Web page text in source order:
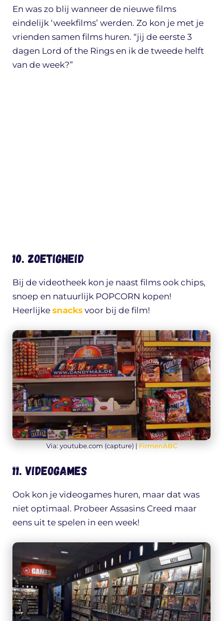
En was zo blij wanneer de nieuwe films
eindelijk ‘weekfilms’ werden. Zo kon je met je
vrienden samen films huren. “jij de eerste 3
dagen Lord of the Rings en ik de tweede helft
van de week?”
10. Zoetigheid
Bij de videotheek kon je naast films ook chips,
snoep en natuurlijk POPCORN kopen!
Heerlijke snacks voor bij de film!
Via: youtube.com (capture) | FirmenABC
11. Videogames
Ook kon je videogames huren, maar dat was
niet optimaal. Probeer Assasins Creed maar
eens uit te spelen in een week!